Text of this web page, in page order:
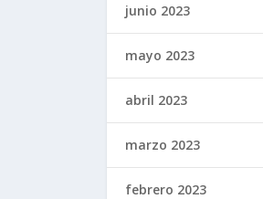
junio 2023
mayo 2023
abril 2023
marzo 2023
febrero 2023